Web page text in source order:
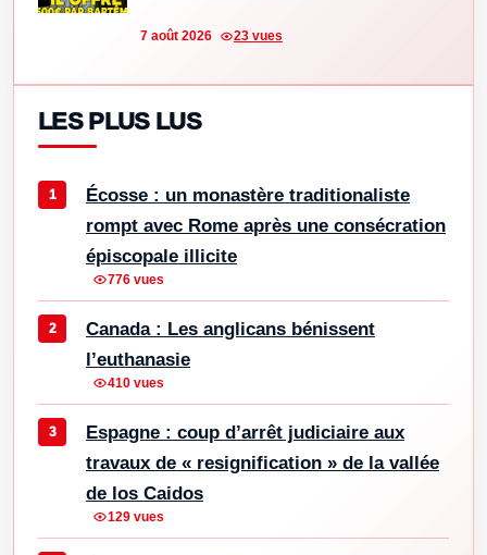
7 août 2026 23 vues
LES PLUS LUS
Écosse : un monastère traditionaliste
rompt avec Rome après une consécration
épiscopale illicite
776 vues
Canada : Les anglicans bénissent
l’euthanasie
410 vues
Espagne : coup d’arrêt judiciaire aux
travaux de « resignification » de la vallée
de los Caidos
129 vues